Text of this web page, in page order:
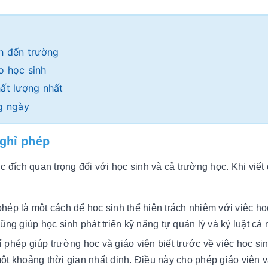
đến trường
học sinh
lượng nhất
ngày
phép
đích quan trọng đối với học sinh và cả trường học. Khi viết
là một cách để học sinh thể hiện trách nhiệm với việc
giúp học sinh phát triển kỹ năng tự quản lý và kỷ luật cá
giúp trường học và giáo viên biết trước về việc học
khoảng thời gian nhất định. Điều này cho phép giáo viên